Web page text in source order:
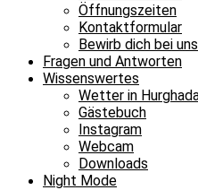
Öffnungszeiten
Kontaktformular
Bewirb dich bei uns
Fragen und Antworten
Wissenswertes
Wetter in
Gästebuch
Instagram
Webcam
Downloads
Night Mode